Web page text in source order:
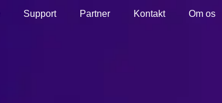
Support Partner Kontakt Om os